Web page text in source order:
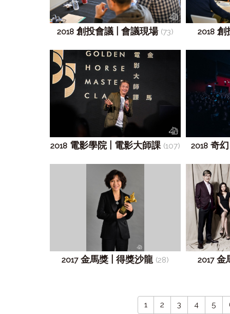
2018創投會議 | 會議現場 (73) 2018 創
2018電影學院 | 電影大師課 (107) 2018 奇
2017金馬獎 | 得獎沙龍 (28) 2017金
1 2 3 4 5